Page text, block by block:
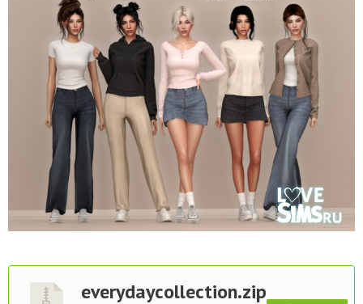
everydaycollection.zip